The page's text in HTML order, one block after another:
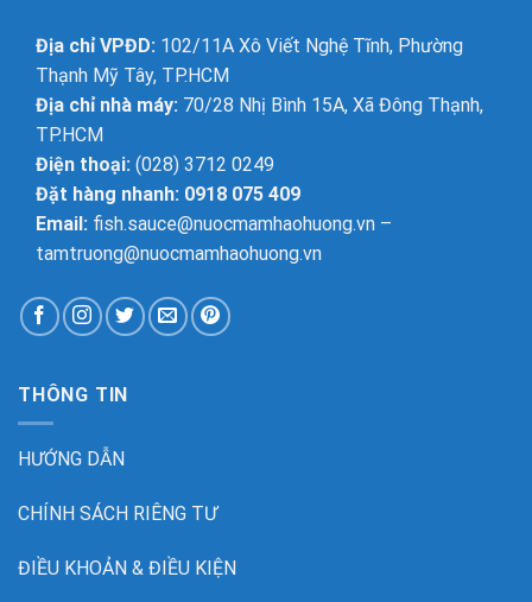
Địa chỉ VPĐD: 102/11A Xô Viết Nghệ Tĩnh, Phường
Thạnh Mỹ Tây, TP.HCM
Địa chỉ nhà máy: 70/28 Nhị Bình 15A, Xã Đông Thạnh,
TP.HCM
Điện thoại: (028) 3712 0249
Đặt hàng nhanh: 0918 075 409
Email: fish.sauce@nuocmamhaohuong.vn –
tamtruong@nuocmamhaohuong.vn
THÔNG TIN
HƯỚNG DẪN
CHÍNH SÁCH RIÊNG TƯ
ĐIỀU KHOẢN & ĐIỀU KIỆN